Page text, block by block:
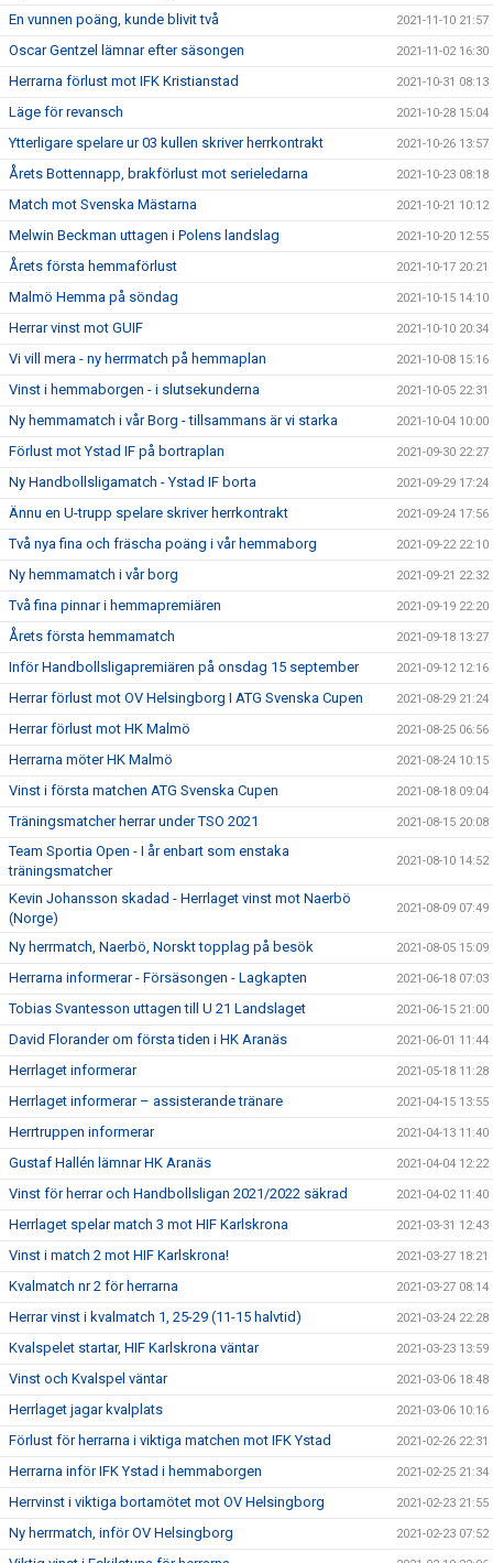
En vunnen poäng, kunde blivit två 2021-11-10 21:57
Oscar Gentzel lämnar efter säsongen 2021-11-02 16:30
Herrarna förlust mot IFK Kristianstad 2021-10-31 08:13
Läge för revansch 2021-10-28 15:04
Ytterligare spelare ur 03 kullen skriver herrkontrakt 2021-10-26 13:57
Årets Bottennapp, brakförlust mot serieledarna 2021-10-23 08:18
Match mot Svenska Mästarna 2021-10-21 10:12
Melwin Beckman uttagen i Polens landslag 2021-10-20 12:55
Årets första hemmaförlust 2021-10-17 20:21
Malmö Hemma på söndag 2021-10-15 14:10
Herrar vinst mot GUIF 2021-10-10 20:34
Vi vill mera - ny herrmatch på hemmaplan 2021-10-08 15:16
Vinst i hemmaborgen - i slutsekunderna 2021-10-05 22:31
Ny hemmamatch i vår Borg - tillsammans är vi starka 2021-10-04 10:00
Förlust mot Ystad IF på bortraplan 2021-09-30 22:27
Ny Handbollsligamatch - Ystad IF borta 2021-09-29 17:24
Ännu en U-trupp spelare skriver herrkontrakt 2021-09-24 17:56
Två nya fina och fräscha poäng i vår hemmaborg 2021-09-22 22:10
Ny hemmamatch i vår borg 2021-09-21 22:32
Två fina pinnar i hemmapremiären 2021-09-19 22:20
Årets första hemmamatch 2021-09-18 13:27
Inför Handbollsligapremiären på onsdag 15 september 2021-09-12 12:16
Herrar förlust mot OV Helsingborg I ATG Svenska Cupen 2021-08-29 21:24
Herrar förlust mot HK Malmö 2021-08-25 06:56
Herrarna möter HK Malmö 2021-08-24 10:15
Vinst i första matchen ATG Svenska Cupen 2021-08-18 09:04
Träningsmatcher herrar under TSO 2021 2021-08-15 20:08
Team Sportia Open - I år enbart som enstaka
träningsmatcher
2021-08-10 14:52
Kevin Johansson skadad - Herrlaget vinst mot Naerbö
(Norge)
2021-08-09 07:49
Ny herrmatch, Naerbö, Norskt topplag på besök 2021-08-05 15:09
Herrarna informerar - Försäsongen - Lagkapten 2021-06-18 07:03
Tobias Svantesson uttagen till U 21 Landslaget 2021-06-15 21:00
David Florander om första tiden i HK Aranäs 2021-06-01 11:44
Herrlaget informerar 2021-05-18 11:28
Herrlaget informerar – assisterande tränare 2021-04-15 13:55
Herrtruppen informerar 2021-04-13 11:40
Gustaf Hallén lämnar HK Aranäs 2021-04-04 12:22
Vinst för herrar och Handbollsligan 2021/2022 säkrad 2021-04-02 11:40
Herrlaget spelar match 3 mot HIF Karlskrona 2021-03-31 12:43
Vinst i match 2 mot HIF Karlskrona! 2021-03-27 18:21
Kvalmatch nr 2 för herrarna 2021-03-27 08:14
Herrar vinst i kvalmatch 1, 25-29 (11-15 halvtid) 2021-03-24 22:28
Kvalspelet startar, HIF Karlskrona väntar 2021-03-23 13:59
Vinst och Kvalspel väntar 2021-03-06 18:48
Herrlaget jagar kvalplats 2021-03-06 10:16
Förlust för herrarna i viktiga matchen mot IFK Ystad 2021-02-26 22:31
Herrarna inför IFK Ystad i hemmaborgen 2021-02-25 21:34
Herrvinst i viktiga bortamötet mot OV Helsingborg 2021-02-23 21:55
Ny herrmatch, inför OV Helsingborg 2021-02-23 07:52